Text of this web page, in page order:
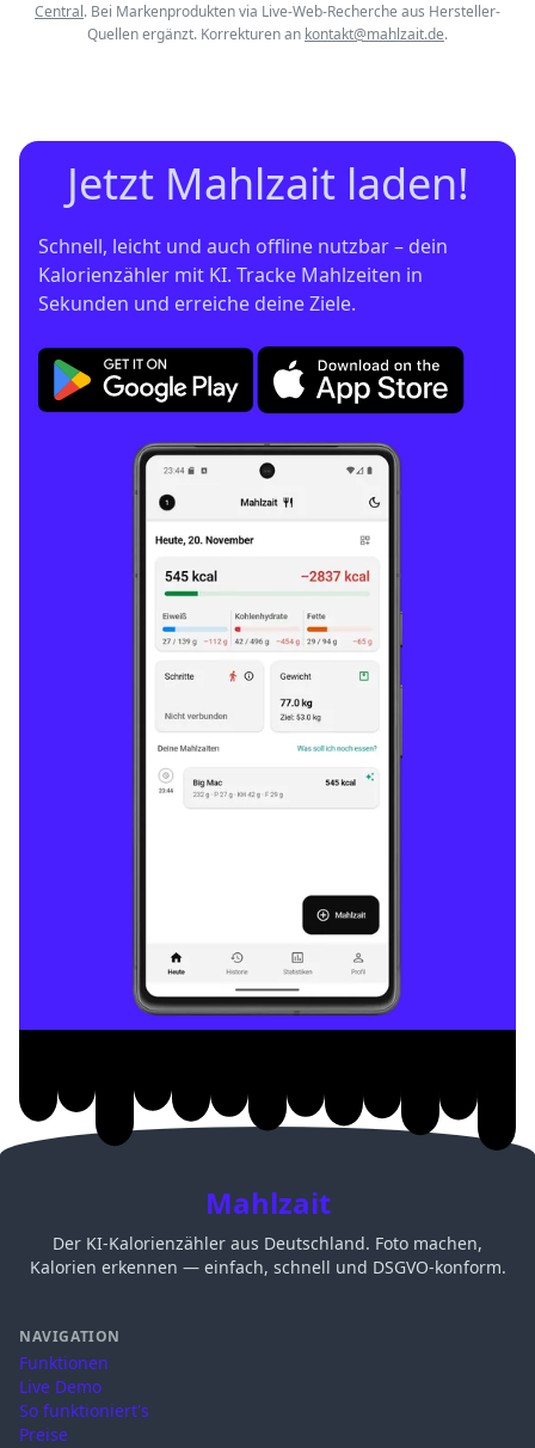
Central. Bei Markenprodukten via Live-Web-Recherche aus Hersteller-
Quellen ergänzt. Korrekturen an kontakt@mahlzait.de.
Jetzt Mahlzait laden!
Schnell, leicht und auch offline nutzbar – dein
Kalorienzähler mit KI. Tracke Mahlzeiten in
Sekunden und erreiche deine Ziele.
Mahlzait
Der KI-Kalorienzähler aus Deutschland. Foto machen,
Kalorien erkennen — einfach, schnell und DSGVO-konform.
NAVIGATION
Funktionen
Live Demo
So funktioniert's
Preise